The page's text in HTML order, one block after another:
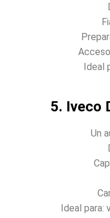
Ideal
5. Iveco
Un
Ideal para: